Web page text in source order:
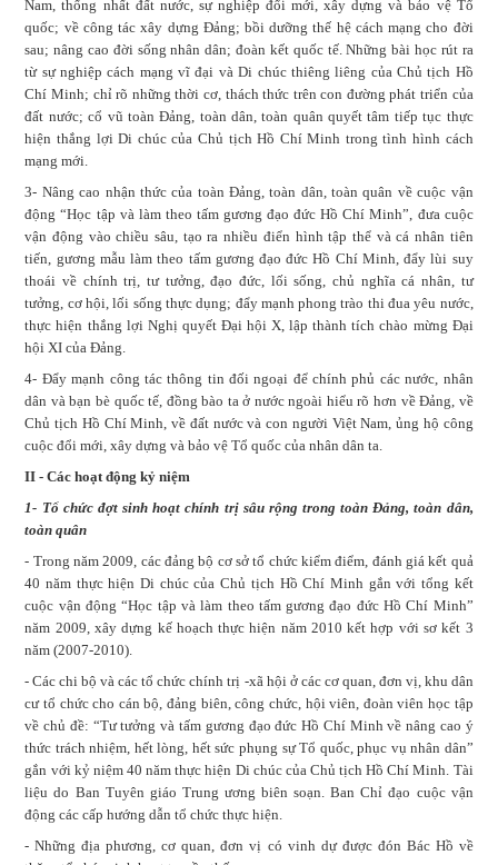
Nam, thống nhất đất nước, sự nghiệp đổi mới, xây dựng và bảo vệ Tổ
quốc; về công tác xây dựng Đảng; bồi dưỡng thế hệ cách mạng cho đời
sau; nâng cao đời sống nhân dân; đoàn kết quốc tế. Những bài học rút ra
từ sự nghiệp cách mạng vĩ đại và Di chúc thiêng liêng của Chủ tịch Hồ
Chí Minh; chỉ rõ những thời cơ, thách thức trên con đường phát triển của
đất nước; cổ vũ toàn Đảng, toàn dân, toàn quân quyết tâm tiếp tục thực
hiện thắng lợi Di chúc của Chủ tịch Hồ Chí Minh trong tình hình cách
mạng mới.
3- Nâng cao nhận thức của toàn Đảng, toàn dân, toàn quân về cuộc vận
động “Học tập và làm theo tấm gương đạo đức Hồ Chí Minh”, đưa cuộc
vận động vào chiều sâu, tạo ra nhiều điển hình tập thể và cá nhân tiên
tiến, gương mẫu làm theo tấm gương đạo đức Hồ Chí Minh, đẩy lùi suy
thoái về chính trị, tư tưởng, đạo đức, lối sống, chủ nghĩa cá nhân, tư
tưởng, cơ hội, lối sống thực dụng; đẩy mạnh phong trào thi đua yêu nước,
thực hiện thắng lợi Nghị quyết Đại hội X, lập thành tích chào mừng Đại
hội XI của Đảng.
4- Đẩy mạnh công tác thông tin đối ngoại để chính phủ các nước, nhân
dân và bạn bè quốc tế, đồng bào ta ở nước ngoài hiểu rõ hơn về Đảng, về
Chủ tịch Hồ Chí Minh, về đất nước và con người Việt Nam, ủng hộ công
cuộc đổi mới, xây dựng và bảo vệ Tổ quốc của nhân dân ta.
II - Các hoạt động kỷ niệm
1- Tổ chức đợt sinh hoạt chính trị sâu rộng trong toàn Đảng, toàn dân,
toàn quân
- Trong năm 2009, các đảng bộ cơ sở tổ chức kiểm điểm, đánh giá kết quả
40 năm thực hiện Di chúc của Chủ tịch Hồ Chí Minh gắn với tổng kết
cuộc vận động “Học tập và làm theo tấm gương đạo đức Hồ Chí Minh”
năm 2009, xây dựng kế hoạch thực hiện năm 2010 kết hợp với sơ kết 3
năm (2007-2010).
- Các chi bộ và các tổ chức chính trị -xã hội ở các cơ quan, đơn vị, khu dân
cư tổ chức cho cán bộ, đảng biên, công chức, hội viên, đoàn viên học tập
về chủ đề: “Tư tưởng và tấm gương đạo đức Hồ Chí Minh về nâng cao ý
thức trách nhiệm, hết lòng, hết sức phụng sự Tổ quốc, phục vụ nhân dân”
gắn với kỷ niệm 40 năm thực hiện Di chúc của Chủ tịch Hồ Chí Minh. Tài
liệu do Ban Tuyên giáo Trung ương biên soạn. Ban Chỉ đạo cuộc vận
động các cấp hướng dẫn tổ chức thực hiện.
- Những địa phương, cơ quan, đơn vị có vinh dự được đón Bác Hồ về